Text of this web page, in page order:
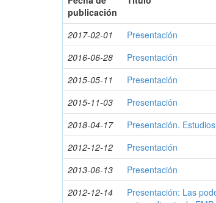
publicación
2017-02-01 Presentación
2016-06-28
Presentación
2015-05-11
Presentación
2015-11-03
Presentación
2018-04-17
Presentación.
2012-12-12
Presentación
2013-06-13
Presentación
2012-12-14
Presentación: Las